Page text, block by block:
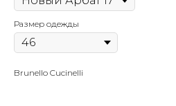
Размер одежды
Brunello Cucinelli